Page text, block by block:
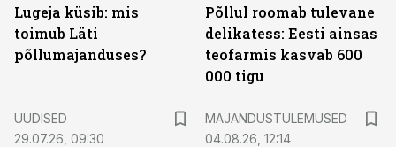
Lugeja küsib: mis
toimub Läti
põllumajanduses?
Põllul roomab tulevane
delikatess: Eesti ainsas
teofarmis kasvab 600
000 tigu
UUDISED
29.07.26, 09:30
MAJANDUSTULEMUSED
04.08.26, 12:14